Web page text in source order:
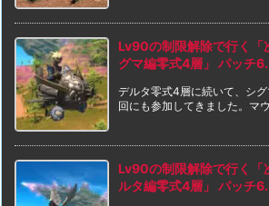
Lv90の制限解除で行く
グマ編零式4層」 パッチ
デルタ零式4層に続いて、シ
回にも参加してきました。マ
Lv90の制限解除で行く
ルタ編零式4層」 パッチ